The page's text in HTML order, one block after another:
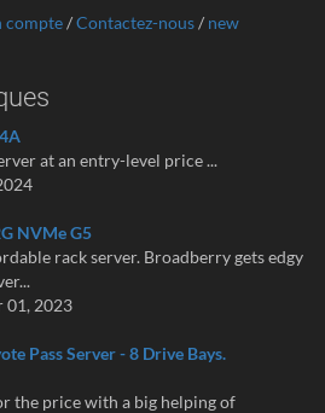
compte/Contactez-nous/ new
at an entry-level price ...
NVMe G5
rack server. Broadberry gets edgy
01, 2023
Pass Server - 8 Drive Bays.
the price with a big helping of